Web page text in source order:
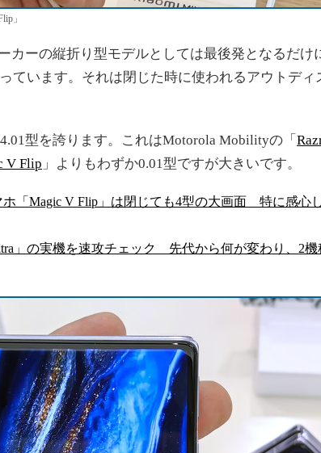
」
ーの縦折り型モデルとしては最後発となるだけ
ています。それは閉じた時に使われるアウトディ
型を誇ります。これはMotorola Mobilityの「
V Flip 」よりもわずか0.01型ですが大きいです。
「Magic V Flip」は閉じても4型の大画面 特に感心
ultra」の実機を速攻チェック 先代から何が変わり、2